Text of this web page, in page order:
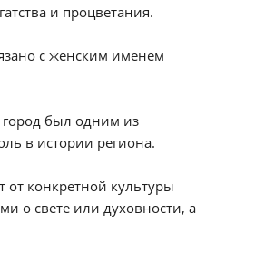
и процветания.
с женским именем
город был одним из
в истории региона.
конкретной культуры
о свете или духовности, а